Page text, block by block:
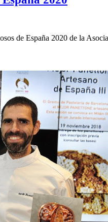
de España 2020 de la